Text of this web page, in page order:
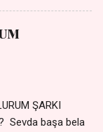
susmuyor Yaralı
Ez ji payizim Li
Uykusuz
ŞARKI
Sevda başa bela